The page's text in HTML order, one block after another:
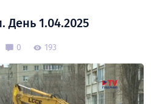
День 1.04.2025
0 193